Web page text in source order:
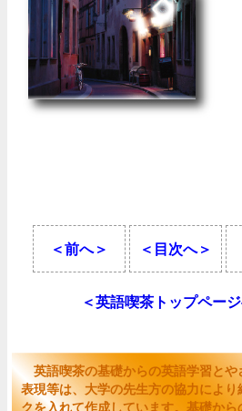
＜前へ＞ ＜目次へ＞
＜英語喫茶トップペー
英語喫茶の基礎からの英語学習とや
表現等は、大学の先生方の協力により
クを入れて作成しています。基礎から